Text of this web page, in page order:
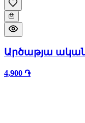
Արծաթյա
4,900 ֏